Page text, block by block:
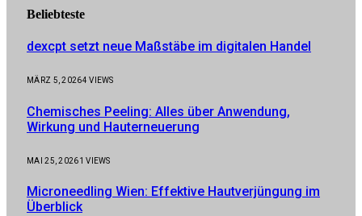
Beliebteste
dexcpt setzt neue Maßstäbe im digitalen Handel
MÄRZ 5, 20264VIEWS
Chemisches Peeling: Alles über Anwendung,
Wirkung und Hauterneuerung
MAI 25, 20261VIEWS
Microneedling Wien: Effektive Hautverjüngung im
Überblick